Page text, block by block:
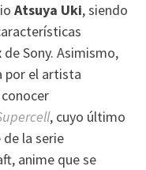
Atsuya Uki, siendo
de Sony. Asimismo,
por el artista
, cuyo último
la serie
anime que se